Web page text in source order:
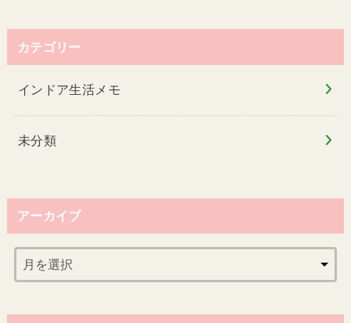
カテゴリー
インドア生活メモ
未分類
アーカイブ